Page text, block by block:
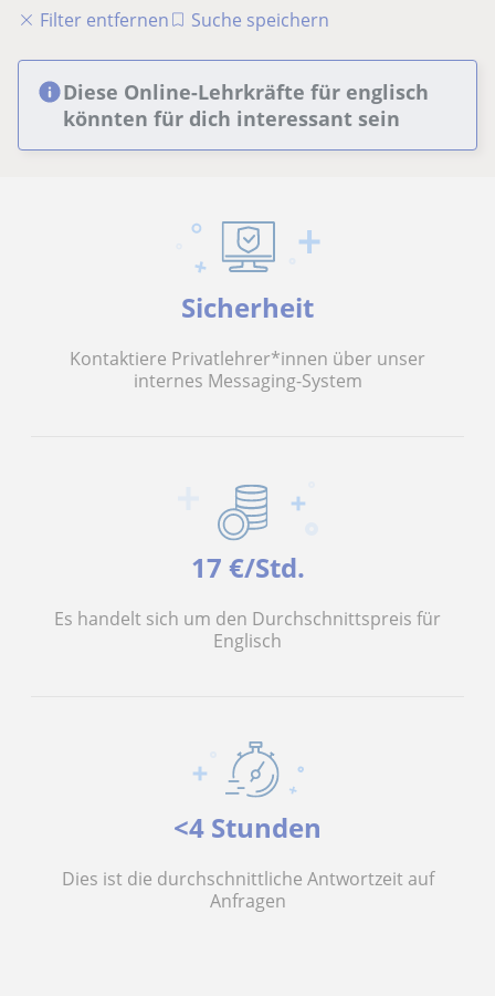
Filter entfernen
Suche speichern
Diese Online-Lehrkräfte für englisch
könnten für dich interessant sein
Sicherheit
Kontaktiere Privatlehrer*innen über unser
internes Messaging-System
17 €/Std.
Es handelt sich um den Durchschnittspreis für
Englisch
<4 Stunden
Dies ist die durchschnittliche Antwortzeit auf
Anfragen